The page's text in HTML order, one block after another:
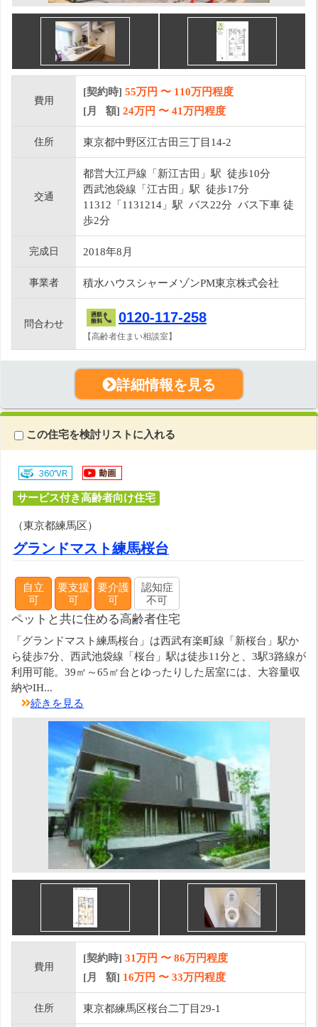
費用
[契約時] 55万円 〜 110万円程度
[月 額] 24万円 〜 41万円程度
住所 東京都中野区江古田三丁目14-2
交通
都営大江戸線「新江古田」駅 徒歩10分
西武池袋線「江古田」駅 徒歩17分
11312「1131214」駅 バス22分 バス下車 徒
歩2分
完成日 2018年8月
事業者 積水ハウスシャーメゾンPM東京株式会社
問合わせ 0120-117-258
【高齢者住まい相談室】
詳細情報を見る
この住宅を検討リストに入れる
サービス付き高齢者向け住宅
（東京都練馬区）
グランドマスト練馬桜台
自立
可
要支援
可
要介護
可
認知症
不可
ペットと共に住める高齢者住宅
「グランドマスト練馬桜台」は西武有楽町線「新桜台」駅か
ら徒歩7分、西武池袋線「桜台」駅は徒歩11分と、3駅3路線が
利用可能。39㎡～65㎡台とゆったりした居室には、大容量収
納やIH...
続きを見る
費用
[契約時] 31万円 〜 86万円程度
[月 額] 16万円 〜 33万円程度
住所 東京都練馬区桜台二丁目29-1